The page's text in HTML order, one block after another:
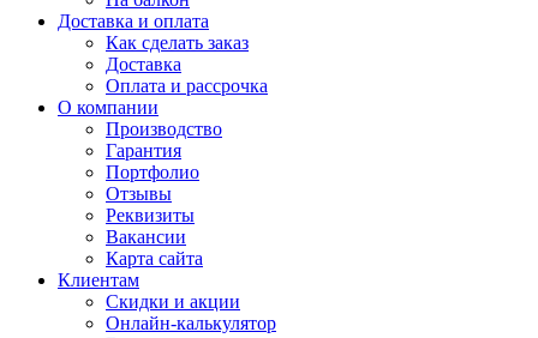
Доставка и оплата
Как сделать заказ
Доставка
Оплата и рассрочка
О компании
Производство
Гарантия
Портфолио
Отзывы
Реквизиты
Вакансии
Карта сайта
Клиентам
Скидки и акции
Онлайн-калькулятор